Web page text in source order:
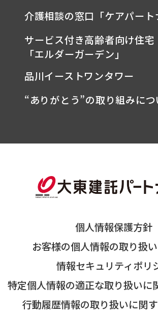
介護相談の窓口「ケアパート
サービス付き高齢者向け住宅
「エルダーガーデン」
品川イーストワンタワー
“ありがとう”の取り組みにつ
個人情報保護方針
お客様の個人情報の取り扱
情報セキュリティポリ
特定個人情報の適正な取り扱いに
行動履歴情報の取り扱いに関